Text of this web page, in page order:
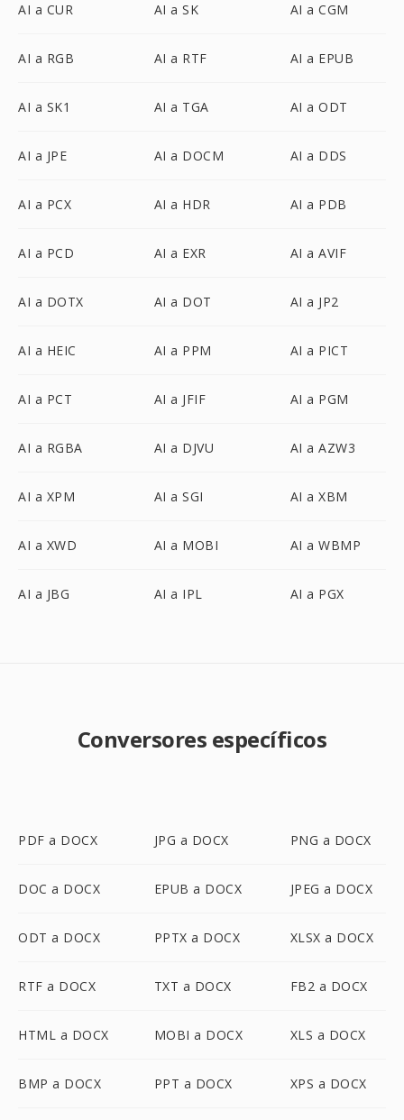
AI a CUR AI a SK AI a CGM
AI a RGB AI a RTF AI a EPUB
AI a SK1 AI a TGA AI a ODT
AI a JPE AI a DOCM AI a DDS
AI a PCX AI a HDR AI a PDB
AI a PCD AI a EXR AI a AVIF
AI a DOTX AI a DOT AI a JP2
AI a HEIC AI a PPM AI a PICT
AI a PCT AI a JFIF AI a PGM
AI a RGBA AI a DJVU AI a AZW3
AI a XPM AI a SGI AI a XBM
AI a XWD AI a MOBI AI a WBMP
AI a JBG AI a IPL AI a PGX
Conversores específicos
PDF a DOCX JPG a DOCX PNG a DOCX
DOC a DOCX EPUB a DOCX JPEG a DOCX
ODT a DOCX PPTX a DOCX XLSX a DOCX
RTF a DOCX TXT a DOCX FB2 a DOCX
HTML a DOCX MOBI a DOCX XLS a DOCX
BMP a DOCX PPT a DOCX XPS a DOCX